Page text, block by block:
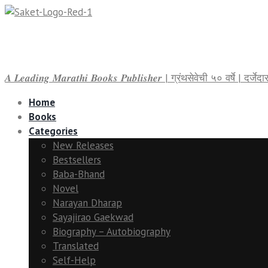
𝑨 𝑳𝒆𝒂𝒅𝒊𝒏𝒈 𝑴𝒂𝒓𝒂𝒕𝒉𝒊 𝑩𝒐𝒐𝒌𝒔 𝑷𝒖𝒃𝒍𝒊𝒔𝒉𝒆𝒓 | ग्रंथसेवेची ५० वर्षे | दर्जेदार
Home
Books
Categories
New Releases
Bestsellers
Baba-Bhand
Novel
Narayan Dharap
Sayajirao Gaekwad
Biography – Autobiography
Translated
Self-Help